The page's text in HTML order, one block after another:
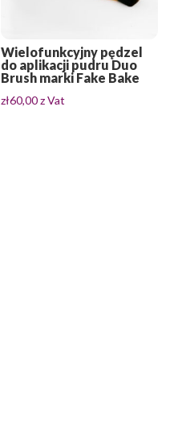
Wielofunkcyjny pędzel
do aplikacji pudru Duo
Brush marki Fake Bake
zł60,00z Vat